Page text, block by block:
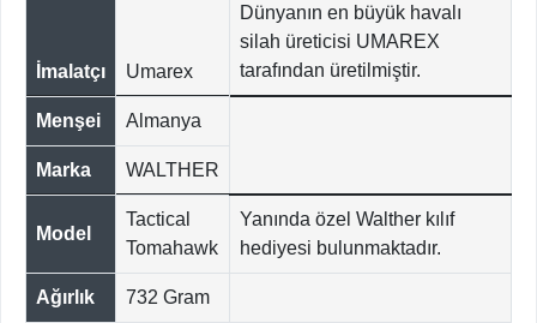
İmalatçı Umarex
Dünyanın en büyük havalı
silah üreticisi UMAREX
tarafından üretilmiştir.
Menşei Almanya
Marka WALTHER
Model
Tactical
Tomahawk
Yanında özel Walther kılıf
hediyesi bulunmaktadır.
Ağırlık 732 Gram